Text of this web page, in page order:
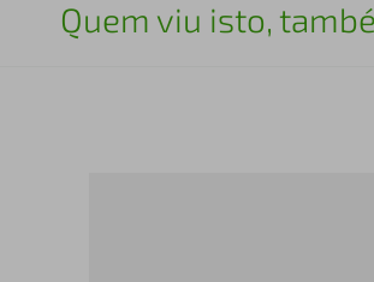
Quem viu isto,